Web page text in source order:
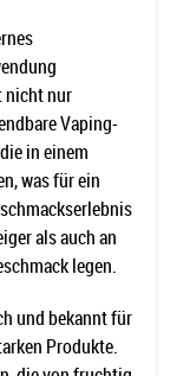
nicht nur
Vaping-
in einem
was für ein
als auch an
legen.
und bekannt für
Produkte.